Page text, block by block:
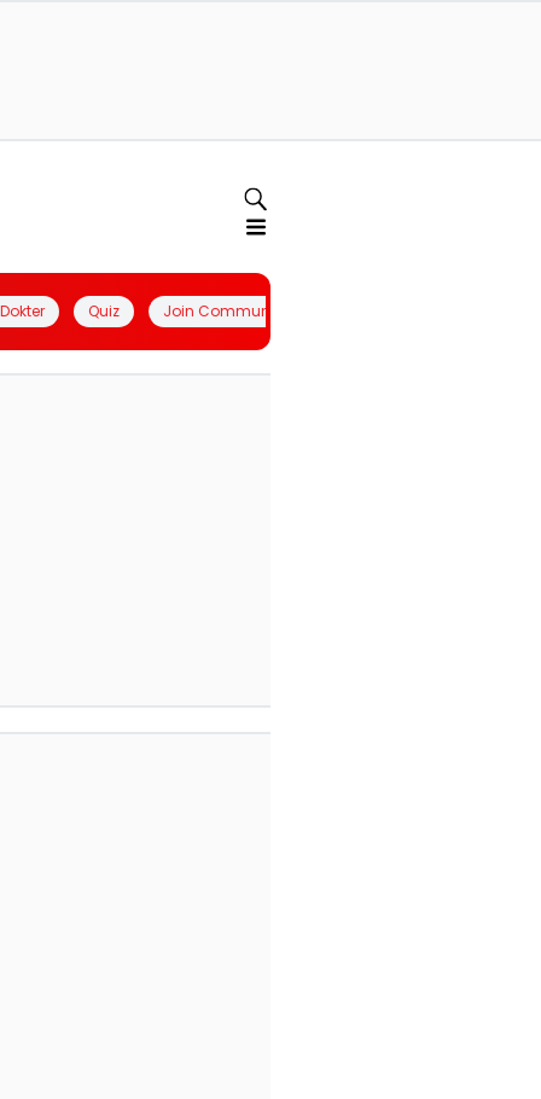
Quiz Join Community